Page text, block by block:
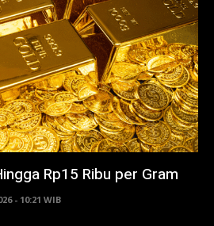
Rp15 Ribu per Gram
- 10:21 WIB